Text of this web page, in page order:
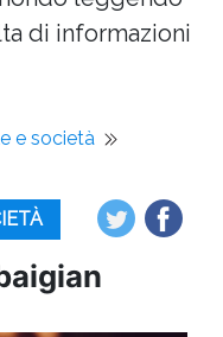
di informazioni
e società